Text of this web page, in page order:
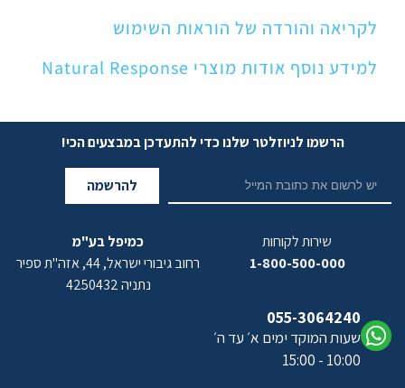
לקריאה והורדה של הוראות השימוש
למידע נוסף אודות מוצרי Natural Response
הרשמו לניוזלטר שלנו כדי להתעדכן במבצעים הכי!
להרשמה
שירות לקוחות
1-800-500-000
055-3064240
שעות המוקד ימים א׳ עד ה׳
10:00 - 15:00
כמיפל בע"מ
רחוב גיבורי ישראל, 44, אזה"ת ספיר
נתניה 4250432